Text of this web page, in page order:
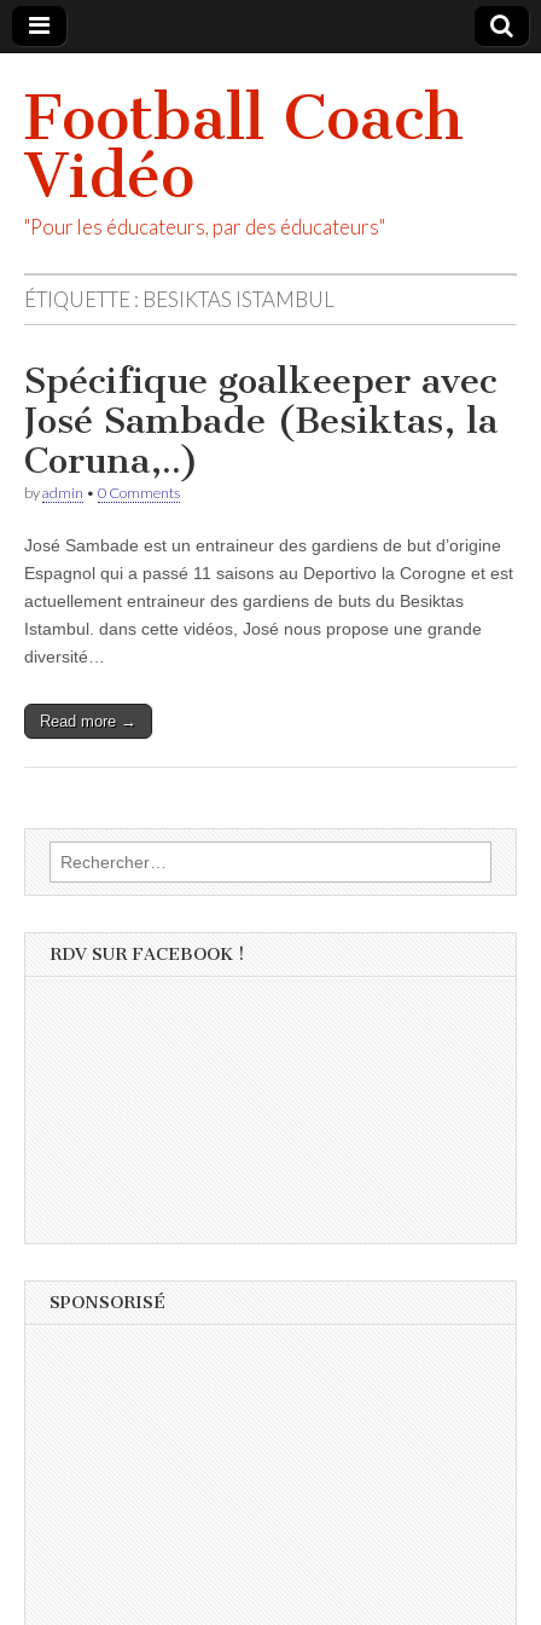
Football Coach
Vidéo
"Pour les éducateurs, par des éducateurs"
ÉTIQUETTE : BESIKTAS ISTAMBUL
Spécifique goalkeeper avec
José Sambade (Besiktas, la
Coruna,..)
byadmin • 0 Comments
José Sambade est un entraineur des gardiens de but d’origine
Espagnol qui a passé 11 saisons au Deportivo la Corogne et est
actuellement entraineur des gardiens de buts du Besiktas
Istambul. dans cette vidéos, José nous propose une grande
diversité…
Read more →
Rechercher :
RDV SUR FACEBOOK !
SPONSORISÉ